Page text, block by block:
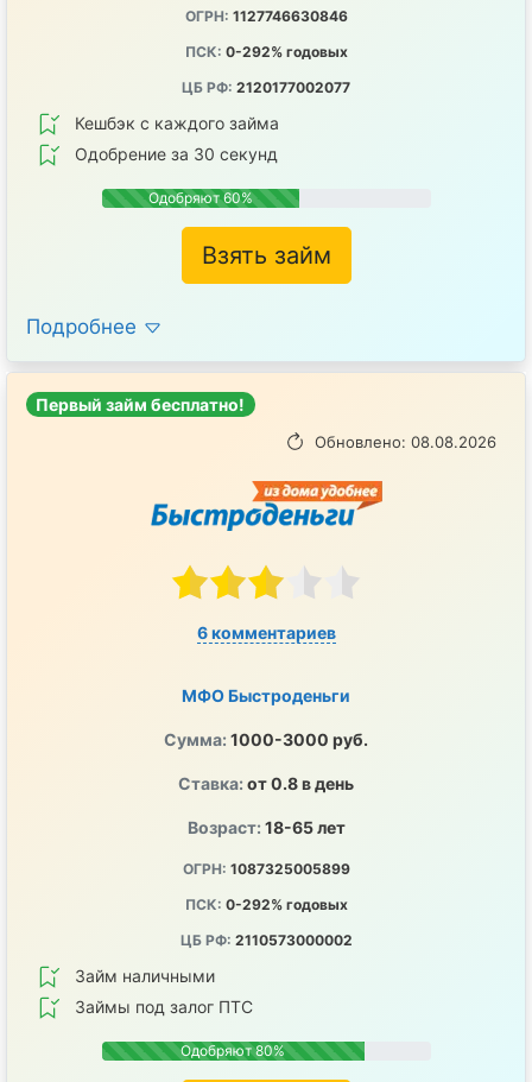
ОГРН: 1127746630846
ПСК: 0-292% годовых
ЦБ РФ: 2120177002077
Кешбэк с каждого займа
Одобрение за 30 секунд
Одобряют 60%
Взять займ
Подробнее
Первый займ бесплатно!
Обновлено: 08.08.2026
6 комментариев
МФО Быстроденьги
Сумма: 1000-3000 руб.
Ставка: от 0.8 в день
Возраст: 18-65 лет
ОГРН: 1087325005899
ПСК: 0-292% годовых
ЦБ РФ: 2110573000002
Займ наличными
Займы под залог ПТС
Одобряют 80%